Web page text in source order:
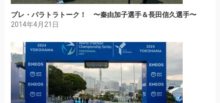
プレ・パラトラトーク！ 〜秦由加子選手＆長田信久選手〜
2014年4月21日